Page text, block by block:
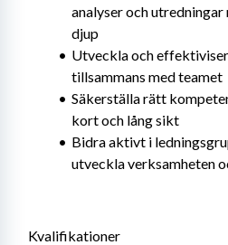
analyser och
djup
Utveckla och
tillsammans med teamet
Säkerställa rätt
kort och lång sikt
Bidra aktivt i
utveckla verksamheten
Kvalifikationer